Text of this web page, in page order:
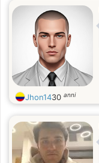
Jhon1430 anni